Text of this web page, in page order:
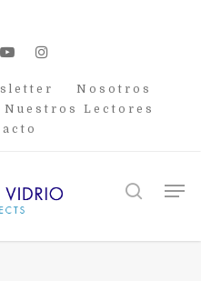
youtubeinstagram
Nosotros
Nuestros Lectores
search